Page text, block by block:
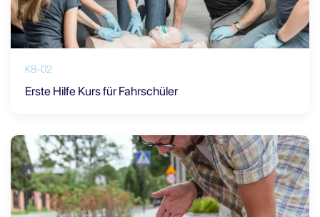
K8-02
Erste Hilfe Kurs für Fahrschüler